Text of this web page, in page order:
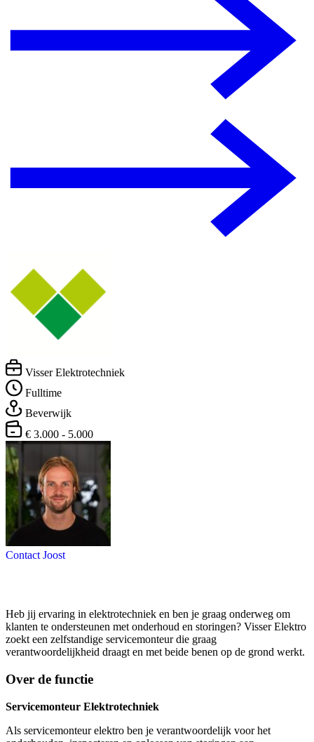
Visser Elektrotechniek
Fulltime
Beverwijk
€ 3.000 - 5.000
Contact Joost
Heb jij ervaring in elektrotechniek en ben je graag onderweg om
klanten te ondersteunen met onderhoud en storingen? Visser Elektro
zoekt een zelfstandige servicemonteur die graag
verantwoordelijkheid draagt en met beide benen op de grond werkt.
Over de functie
Servicemonteur Elektrotechniek
Als servicemonteur elektro ben je verantwoordelijk voor het